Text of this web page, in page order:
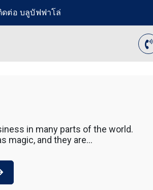
ดต่อ บลูบัฟฟาโล่
in many parts of the world.
magic, and they are…